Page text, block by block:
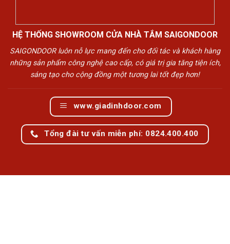
HỆ THỐNG SHOWROOM CỬA NHÀ TẮM SAIGONDOOR
SAIGONDOOR luôn nỗ lực mang đến cho đối tác và khách hàng
những sản phẩm công nghệ cao cấp, có giá trị gia tăng tiện ích,
sáng tạo cho cộng đồng một tương lai tốt đẹp hơn!
www.giadinhdoor.com
Tổng đài tư vấn miễn phí: 0824.400.400